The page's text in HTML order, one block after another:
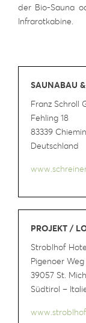
der Bio-Sauna
Infrarotkabine.
SAUNABAU
Franz Schroll
Fehling 18
83339
Deutschland
PROJEKT /
Stroblhof
Pigenoer Weg
39057 St.
Südtirol –